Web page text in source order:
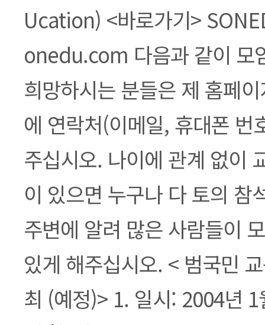
Ucation) <바로가기>
onedu.com 다음과 같이 모
희망하시는 분들은 제 홈페
에 연락처(이메일, 휴대폰 번
주십시오. 나이에 관계 없이
이 있으면 누구나 다 토의 참
주변에 알려 많은 사람들이
있게 해주십시오. < 범국민
최 (예정)> 1. 일시: 2004년